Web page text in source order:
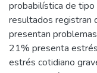
probabilística de
resultados registran
presentan
21% presenta
estrés cotidiano